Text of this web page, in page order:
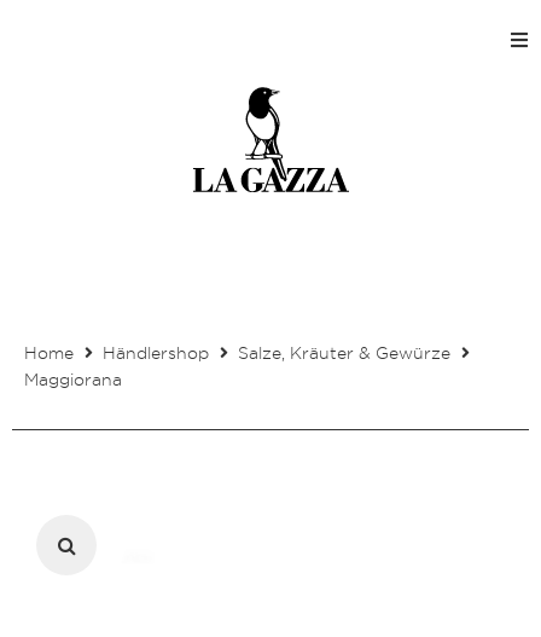
Home
Shops
Kontakt
Mein Kundenkonto
Home Händlershop
Salze, Kräuter & Gewürze
Maggiorana